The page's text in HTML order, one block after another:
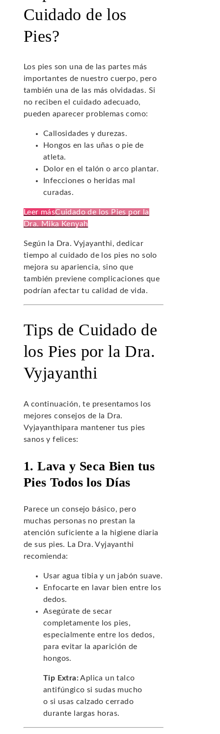
Cuidado de los
Pies?
Los pies son una de las partes más
importantes de nuestro cuerpo, pero
también una de las más olvidadas. Si
no reciben el cuidado adecuado,
pueden aparecer problemas como:
Callosidades y durezas.
Hongos en las uñas o pie de
atleta.
Dolor en el talón o arco plantar.
Infecciones o heridas mal
curadas.
Leer másCuidado de los Pies por la
Dra. Mika Kenyah
Según la Dra. Vyjayanthi, dedicar
tiempo al cuidado de los pies no solo
mejora su apariencia, sino que
también previene complicaciones que
podrían afectar tu calidad de vida.
Tips de Cuidado de
los Pies por la Dra.
Vyjayanthi
A continuación, te presentamos los
mejores consejos de la Dra.
Vyjayanthipara mantener tus pies
sanos y felices:
1. Lava y Seca Bien tus
Pies Todos los Días
Parece un consejo básico, pero
muchas personas no prestan la
atención suficiente a la higiene diaria
de sus pies. La Dra. Vyjayanthi
recomienda:
Usar agua tibia y un jabón suave.
Enfocarte en lavar bien entre los
dedos.
Asegúrate de secar
completamente los pies,
especialmente entre los dedos,
para evitar la aparición de
hongos.
Tip Extra:Aplica un talco
antifúngico si sudas mucho
o si usas calzado cerrado
durante largas horas.